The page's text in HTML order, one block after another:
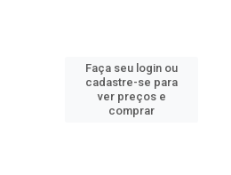
Faça seu login ou
cadastre-se para
ver preços e
comprar